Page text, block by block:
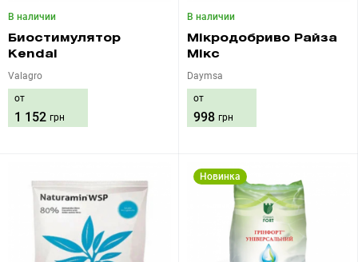
В наличии
Биостимулятор
Kendal
Valagro
от
1 152 грн
В наличии
Мікродобриво Райза
Мікс
Daymsa
от
998 грн
Новинка